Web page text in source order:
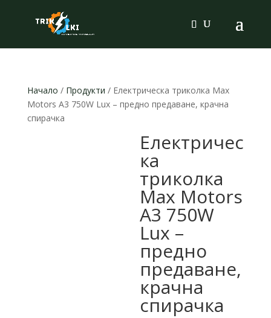
Начало / Продукти / Електрическа триколка Max
Motors A3 750W Lux – предно предаване, крачна
спирачка
Електричес
ка
триколка
Max Motors
A3 750W
Lux –
предно
предаване,
крачна
спирачка